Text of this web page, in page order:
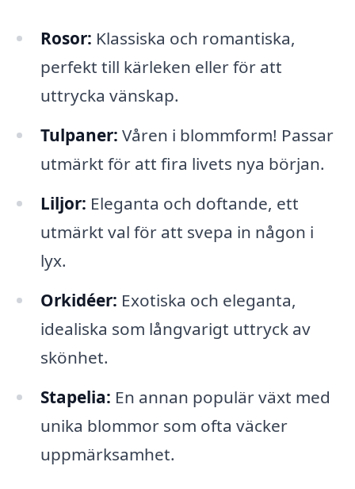
Rosor: Klassiska och romantiska,
perfekt till kärleken eller för att
uttrycka vänskap.
Tulpaner: Våren i blommform! Passar
utmärkt för att fira livets nya början.
Liljor: Eleganta och doftande, ett
utmärkt val för att svepa in någon i
lyx.
Orkidéer: Exotiska och eleganta,
idealiska som långvarigt uttryck av
skönhet.
Stapelia: En annan populär växt med
unika blommor som ofta väcker
uppmärksamhet.